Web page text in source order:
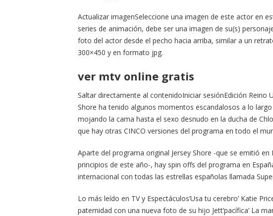
Actualizar imagenSeleccione una imagen de este actor en
series de animación, debe ser una imagen de su(s)
foto del actor desde el pecho hacia arriba, similar a un
300×450 y en formato jpg.
ver mtv online gratis
Saltar directamente al contenidoIniciar sesiónEdición Reino
Shore ha tenido algunos momentos escandalosos a lo
mojando la cama hasta el sexo desnudo en la ducha de
que hay otras CINCO versiones del programa en todo el
Aparte del programa original Jersey Shore -que se emitió
principios de este año-, hay spin offs del programa en
internacional con todas las estrellas españolas llamada
Lo más leído en TV y Espectáculos’Usa tu cerebro’ Katie
paternidad con una nueva foto de su hijo Jett’pacífica’ La